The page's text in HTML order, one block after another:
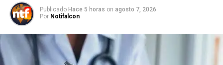
Publicado Hace 5 horas on agosto 7, 2026
Por Notifalcon